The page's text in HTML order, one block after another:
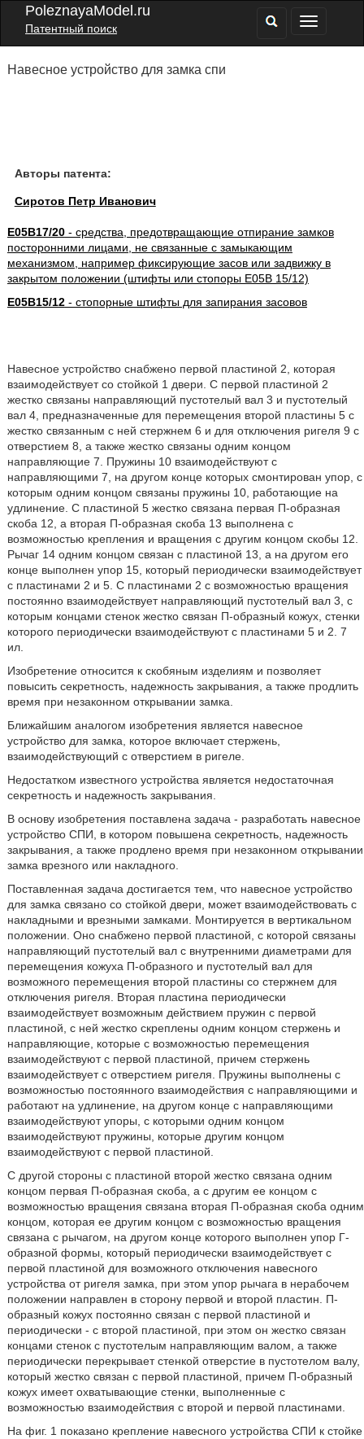
PoleznayaModel.ru
Патентный поиск
Навесное устройство для замка спи
Авторы патента:
Сиротов Петр Иванович
E05B17/20- средства, предотвращающие отпирание замков
посторонними лицами, не связанные с замыкающим
механизмом, например фиксирующие засов или задвижку в
закрытом положении (штифты или стопоры E05B 15/12)
E05B15/12- стопорные штифты для запирания засовов
Навесное устройство снабжено первой пластиной 2, которая
взаимодействует со стойкой 1 двери. С первой пластиной 2
жестко связаны направляющий пустотелый вал 3 и пустотелый
вал 4, предназначенные для перемещения второй пластины 5 с
жестко связанным с ней стержнем 6 и для отключения ригеля 9 с
отверстием 8, а также жестко связаны одним концом
направляющие 7. Пружины 10 взаимодействуют с
направляющими 7, на другом конце которых смонтирован упор, с
которым одним концом связаны пружины 10, работающие на
удлинение. С пластиной 5 жестко связана первая П-образная
скоба 12, а вторая П-образная скоба 13 выполнена с
возможностью крепления и вращения с другим концом скобы 12.
Рычаг 14 одним концом связан с пластиной 13, а на другом его
конце выполнен упор 15, который периодически взаимодействует
с пластинами 2 и 5. С пластинами 2 с возможностью вращения
постоянно взаимодействует направляющий пустотелый вал 3, с
которым концами стенок жестко связан П-образный кожух, стенки
которого периодически взаимодействуют с пластинами 5 и 2. 7
ил.
Изобретение относится к скобяным изделиям и позволяет
повысить секретность, надежность закрывания, а также продлить
время при незаконном открывании замка.
Ближайшим аналогом изобретения является навесное
устройство для замка, которое включает стержень,
взаимодействующий с отверстием в ригеле.
Недостатком известного устройства является недостаточная
секретность и надежность закрывания.
В основу изобретения поставлена задача - разработать навесное
устройство СПИ, в котором повышена секретность, надежность
закрывания, а также продлено время при незаконном открывании
замка врезного или накладного.
Поставленная задача достигается тем, что навесное устройство
для замка связано со стойкой двери, может взаимодействовать с
накладными и врезными замками. Монтируется в вертикальном
положении. Оно снабжено первой пластиной, с которой связаны
направляющий пустотелый вал с внутренними диаметрами для
перемещения кожуха П-образного и пустотелый вал для
возможного перемещения второй пластины со стержнем для
отключения ригеля. Вторая пластина периодически
взаимодействует возможным действием пружин с первой
пластиной, с ней жестко скреплены одним концом стержень и
направляющие, которые с возможностью перемещения
взаимодействуют с первой пластиной, причем стержень
взаимодействует с отверстием ригеля. Пружины выполнены с
возможностью постоянного взаимодействия с направляющими и
работают на удлинение, на другом конце с направляющими
взаимодействуют упоры, с которыми одним концом
взаимодействуют пружины, которые другим концом
взаимодействуют с первой пластиной.
С другой стороны с пластиной второй жестко связана одним
концом первая П-образная скоба, а с другим ее концом с
возможностью вращения связана вторая П-образная скоба одним
концом, которая ее другим концом с возможностью вращения
связана с рычагом, на другом конце которого выполнен упор Г-
образной формы, который периодически взаимодействует с
первой пластиной для возможного отключения навесного
устройства от ригеля замка, при этом упор рычага в нерабочем
положении направлен в сторону первой и второй пластин. П-
образный кожух постоянно связан с первой пластиной и
периодически - с второй пластиной, при этом он жестко связан
концами стенок с пустотелым направляющим валом, а также
периодически перекрывает стенкой отверстие в пустотелом валу,
который жестко связан с первой пластиной, причем П-образный
кожух имеет охватывающие стенки, выполненные с
возможностью взаимодействия с второй и первой пластинами.
На фиг. 1 показано крепление навесного устройства СПИ к стойке